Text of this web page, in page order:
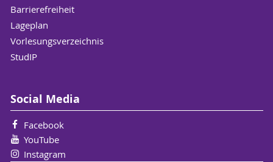
Barrierefreiheit
Lageplan
Vorlesungsverzeichnis
StudIP
Social Media
Facebook
YouTube
Instagram